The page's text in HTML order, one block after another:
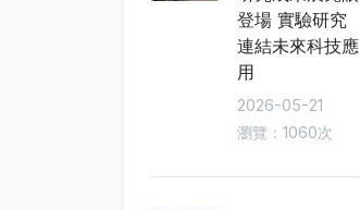
登場 實驗研究
連結未來科技應
用
2026-05-21
瀏覽：1060次